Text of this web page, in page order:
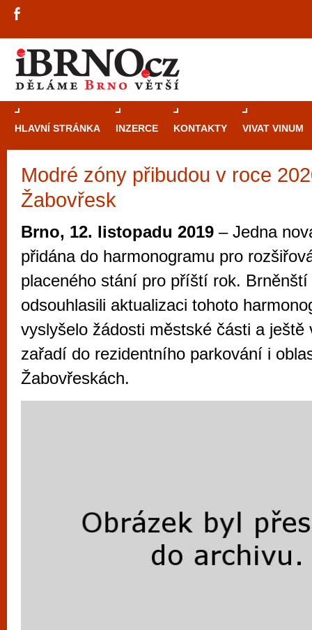
HLAVNÍ STRÁNKA INZERCE KONTAKTY VIVAT VINUM
Modré zóny přibudou v roce
Žabovřesk
Brno, 12. listopadu 2019 – Jedna
přidána do harmonogramu pro
placeného stání pro příští rok.
odsouhlasili aktualizaci tohoto
vyslyšelo žádosti městské části a
zařadí do rezidentního parkování i
Žabovřeskách.
Průvodce
Brno je
zajímavé
restaurace,
Mimo jiné je ale také místem, kde si
vyzkoušet různé kasinové hry. V
metropoli naleznete širokou nabídku her
po moderní automaty jak pro pravidelné
příležitostné hráče. V...